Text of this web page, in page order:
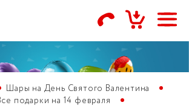
Шары на День Святого Валентина
подарки на 14 февраля